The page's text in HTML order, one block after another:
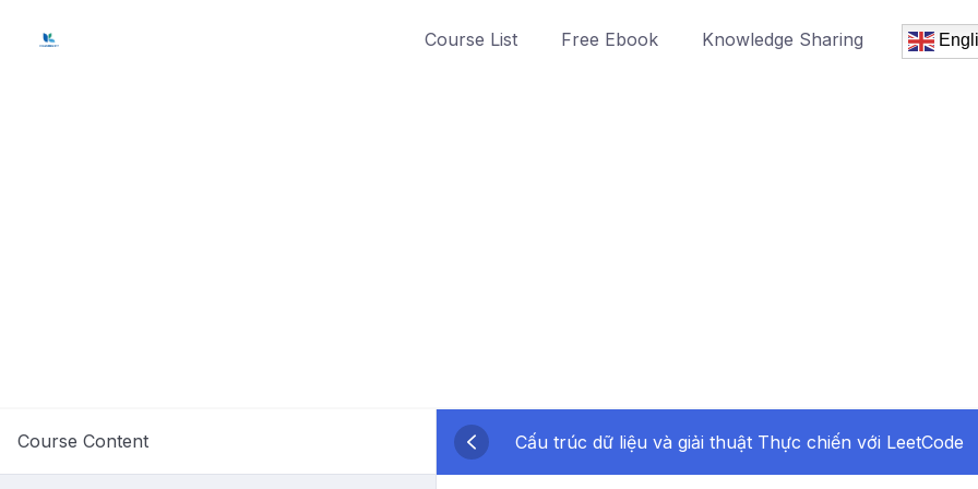
Course List Free Ebook Knowledge Sharing
Course Content Cấu trúc dữ liệu và giải thuật Thực chiến với LeetCode